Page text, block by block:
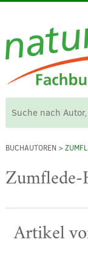
BUCHAUTOREN >
Zumflede-
Artikel